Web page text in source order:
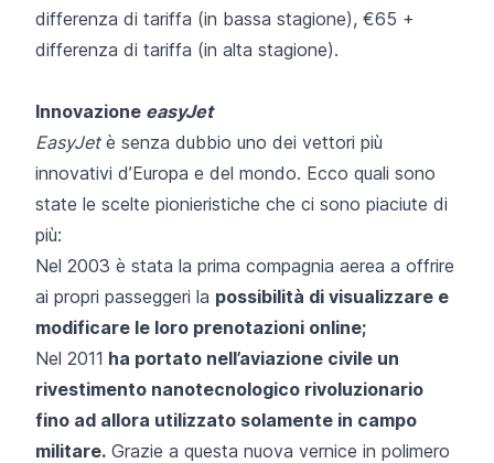
differenza di tariffa (in bassa stagione), €65 +
differenza di tariffa (in alta stagione).
Innovazione easyJet
EasyJetè senza dubbio uno dei vettori più
innovativi d’Europa e del mondo. Ecco quali sono
state le scelte pionieristiche che ci sono piaciute di
più:
Nel 2003 è stata la prima compagnia aerea a offrire
ai propri passeggeri la possibilità di visualizzare e
modificare le loro prenotazioni online;
Nel 2011 ha portato nell’aviazione civile un
rivestimento nanotecnologico rivoluzionario
fino ad allora utilizzato solamente in campo
militare. Grazie a questa nuova vernice in polimero